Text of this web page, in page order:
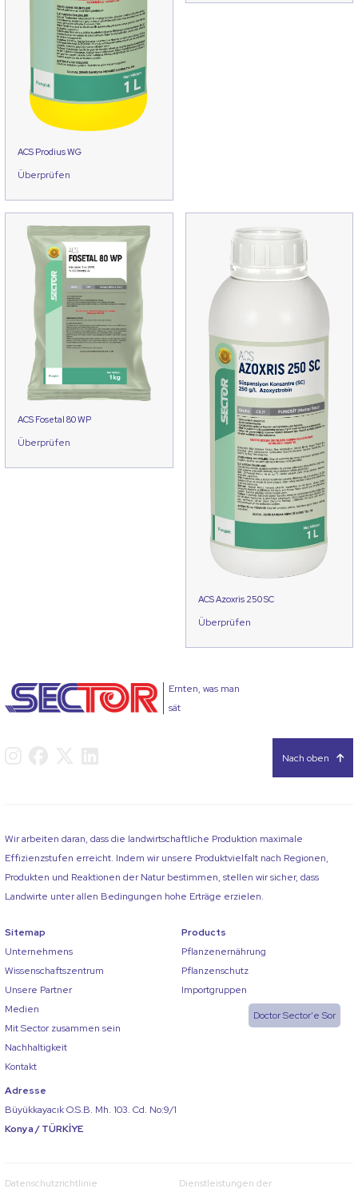
ACS Prodius WG
Überprüfen
ACS Fosetal 80 WP
Überprüfen
ACS Azoxris 250 SC
Überprüfen
Doctor Sector'e Sor
Ernten, was man
sät
Nach oben
Wir arbeiten daran, dass die landwirtschaftliche Produktion maximale
Effizienzstufen erreicht. Indem wir unsere Produktvielfalt nach Regionen,
Produkten und Reaktionen der Natur bestimmen, stellen wir sicher, dass
Landwirte unter allen Bedingungen hohe Erträge erzielen.
Sitemap
Unternehmens
Wissenschaftszentrum
Unsere Partner
Medien
Mit Sector zusammen sein
Nachhaltigkeit
Kontakt
Products
Pflanzenernährung
Pflanzenschutz
Importgruppen
Adresse
Büyükkayacık O.S.B. Mh. 103. Cd. No:9/1
Konya / TÜRKİYE
Datenschutzrichtlinie
Dienstleistungen der